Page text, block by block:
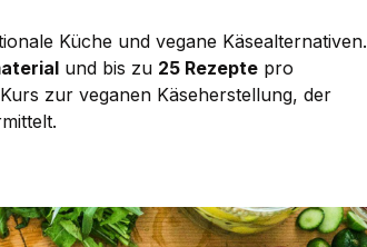
Küche und vegane Käsealternativen.
und bis zu 25 Rezepte pro
zur veganen Käseherstellung, der